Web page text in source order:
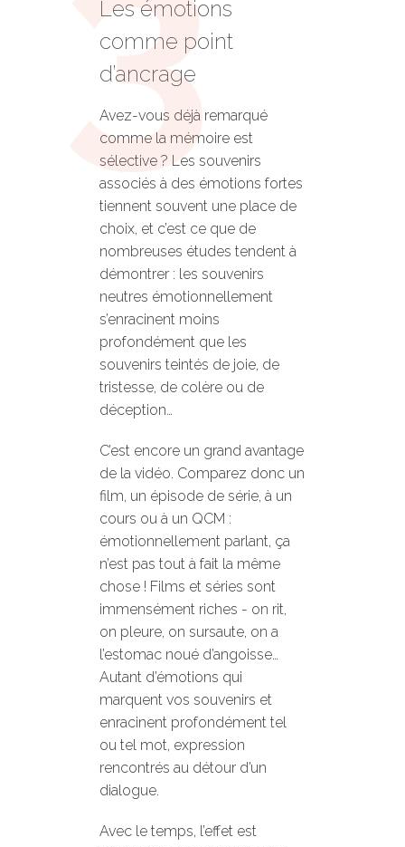
Les émotions
comme point
d’ancrage
Avez-vous déjà remarqué
comme la mémoire est
sélective ? Les souvenirs
associés à des émotions fortes
tiennent souvent une place de
choix, et c’est ce que de
nombreuses études tendent à
démontrer : les souvenirs
neutres émotionnellement
s’enracinent moins
profondément que les
souvenirs teintés de joie, de
tristesse, de colère ou de
déception…
C’est encore un grand avantage
de la vidéo. Comparez donc un
film, un épisode de série, à un
cours ou à un QCM :
émotionnellement parlant, ça
n’est pas tout à fait la même
chose ! Films et séries sont
immensément riches - on rit,
on pleure, on sursaute, on a
l’estomac noué d’angoisse…
Autant d’émotions qui
marquent vos souvenirs et
enracinent profondément tel
ou tel mot, expression
rencontrés au détour d’un
dialogue.
Avec le temps, l’effet est